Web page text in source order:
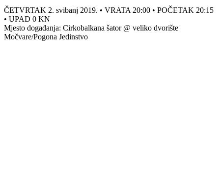
ČETVRTAK 2. svibanj 2019. • VRATA 20:00 • POČETAK 20:15
• UPAD 0 KN
Mjesto događanja: Cirkobalkana šator @ veliko dvorište
Močvare/Pogona Jedinstvo